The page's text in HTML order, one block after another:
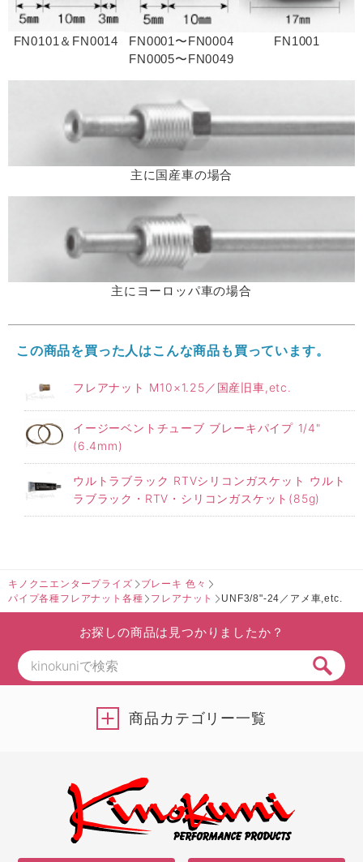
FN0101＆FN0014
FN0001〜FN0004
FN0005〜FN0049
FN1001
主に国産車の場合
主にヨーロッパ車の場合
この商品を買った人はこんな商品も買っています。
フレアナット M10×1.25／国産旧車,etc.
イージーベントチューブ ブレーキパイプ 1/4"
(6.4mm)
ウルトラブラック RTVシリコンガスケット ウルト
ラブラック・RTV・シリコンガスケット(85g)
キノクニエンタープライズ
ブレーキ 色々
パイプ各種フレアナット各種
フレアナット UNF3/8"-24／アメ車,etc.
お探しの商品は見つかりましたか？
商品カテゴリー一覧